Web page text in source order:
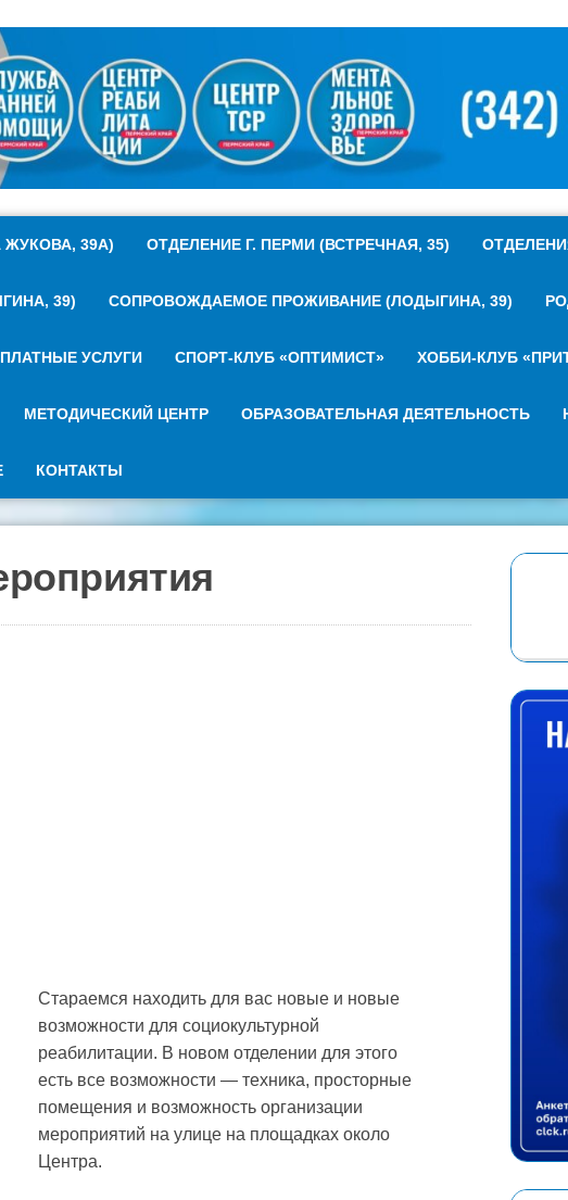
39А) ОТДЕЛЕНИЕ Г. ПЕРМИ (ВСТРЕЧНАЯ, 35)
39) СОПРОВОЖДАЕМОЕ ПРОЖИВАНИЕ (ЛОДЫГИНА, 39)
ПЛАТНЫЕ УСЛУГИ СПОРТ-КЛУБ «ОПТИМИСТ» ХОББИ-КЛУБ
МЕТОДИЧЕСКИЙ ЦЕНТР ОБРАЗОВАТЕЛЬНАЯ ДЕЯТЕЛЬНОСТЬ
КОНТАКТЫ
Стараемся находить для вас новые и новые
возможности для социокультурной
реабилитации. В новом отделении для этого
есть все возможности — техника, просторные
помещения и возможность организации
мероприятий на улице на площадках около
Центра.